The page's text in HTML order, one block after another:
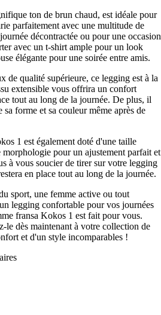
ton de brun chaud, est idéale pour
parfaitement avec une multitude de
décontractée ou pour une occasion
avec un t-shirt ample pour un look
élégante pour une soirée entre amis.
de qualité supérieure, ce legging est à la
extensible vous offrira un confort
tout au long de la journée. De plus, il
sa forme et sa couleur même après de
1 est également doté d'une taille
morphologie pour un ajustement parfait et
à vous soucier de tirer sur votre legging
en place tout au long de la journée.
sport, une femme active ou tout
legging confortable pour vos journées
fransa Kokos 1 est fait pour vous.
le dès maintenant à votre collection de
et d'un style incomparables !